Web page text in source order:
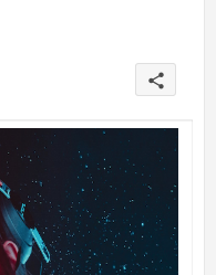
share